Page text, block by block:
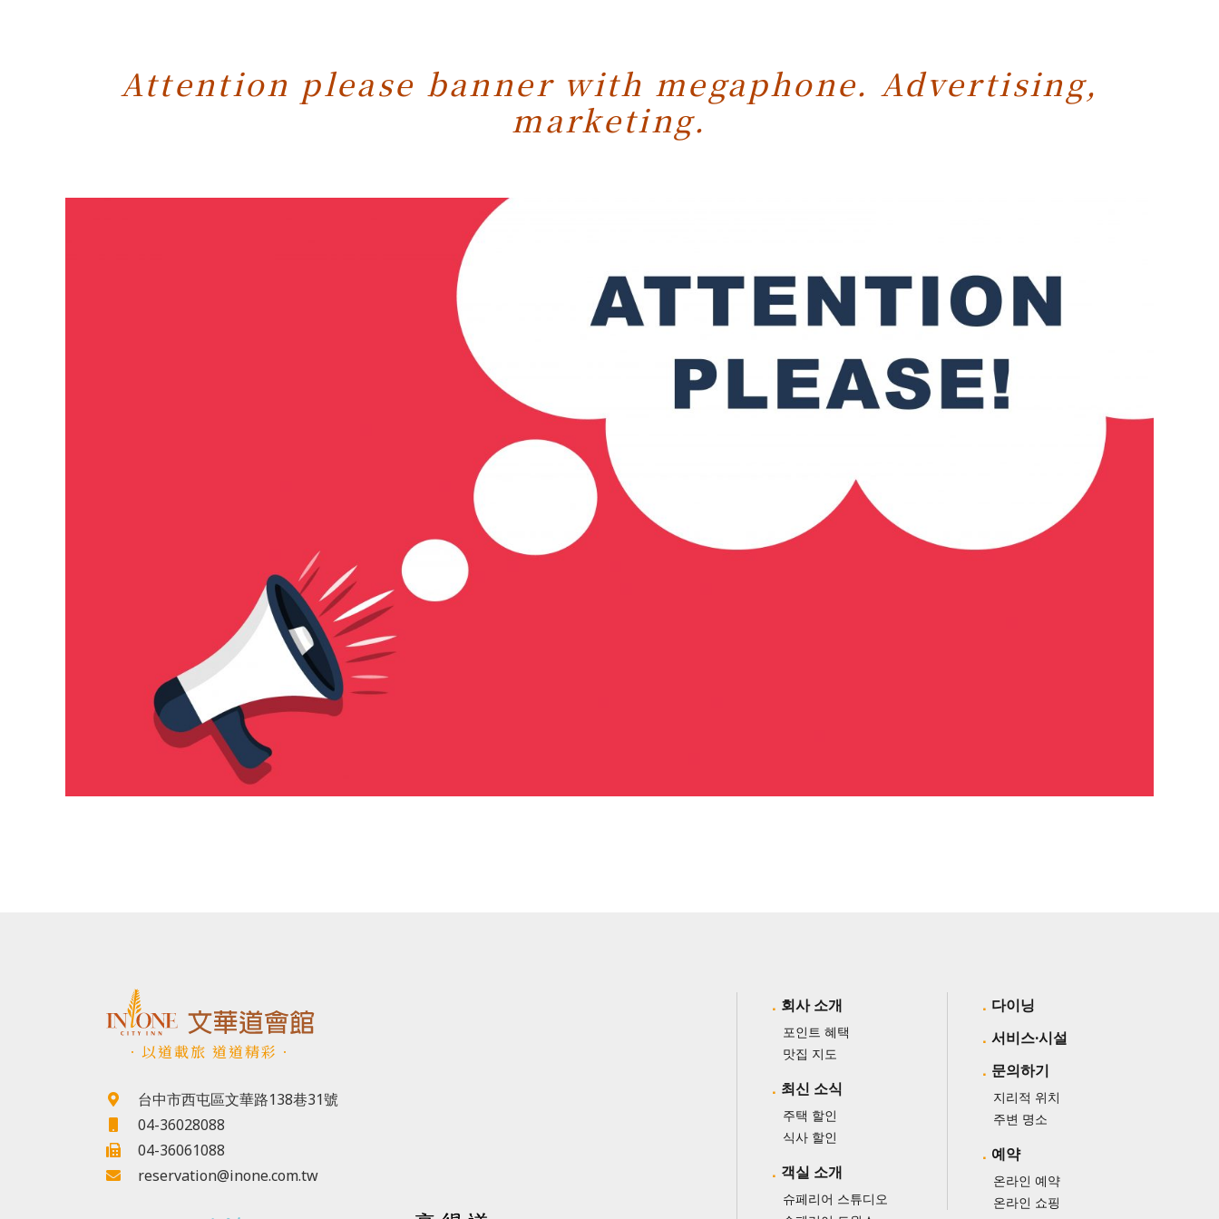
Attention please banner with megaphone. Advertising,
marketing.
．以道載旅 道道精彩．
台中市西屯區文華路138巷31號
04-36028088
04-36061088
reservation@inone.com.tw
회사 소개
포인트 혜택
맛집 지도
최신 소식
주택 할인
식사 할인
객실 소개
슈페리어 스튜디오
다이닝
서비스·시설
문의하기
지리적 위치
주변 명소
예약
온라인 예약
온라인 쇼핑